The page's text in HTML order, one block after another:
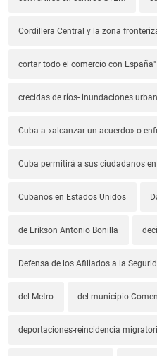
Cordillera Central y la zona
cortar todo el comercio con España"
crecidas de ríos- inundaciones
Cuba a «alcanzar un acuerdo» o
Cuba permitirá a sus ciudadanos
Cubanos en Estados Unidos
de Erikson Antonio Bonilla
Defensa de los Afiliados a la
del Metro del municipio
deportaciones-reincidencia